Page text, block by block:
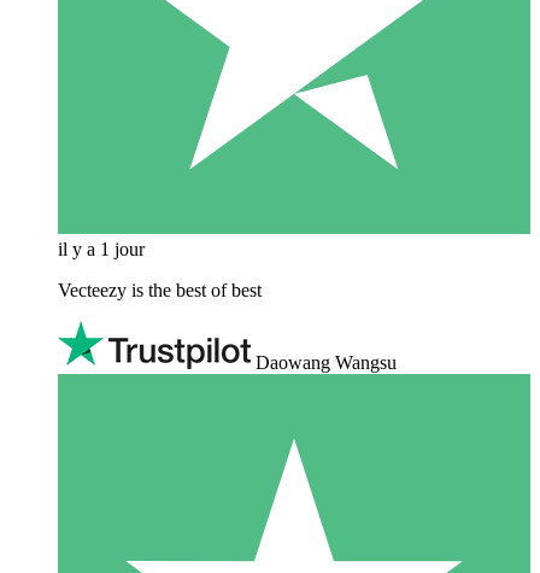
il y a 1 jour
Vecteezy is the best of best
Daowang Wangsu